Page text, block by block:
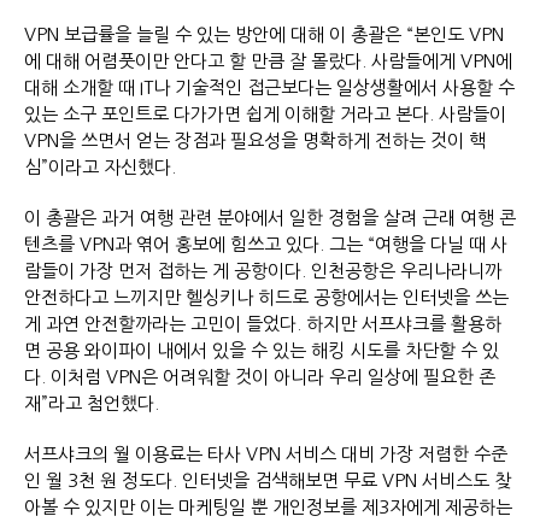
VPN 보급률을 늘릴 수 있는 방안에 대해 이 총괄은 “본인도 VPN
에 대해 어렴풋이만 안다고 할 만큼 잘 몰랐다. 사람들에게 VPN에
대해 소개할 때 IT나 기술적인 접근보다는 일상생활에서 사용할 수
있는 소구 포인트로 다가가면 쉽게 이해할 거라고 본다. 사람들이
VPN을 쓰면서 얻는 장점과 필요성을 명확하게 전하는 것이 핵
심”이라고 자신했다.
이 총괄은 과거 여행 관련 분야에서 일한 경험을 살려 근래 여행 콘
텐츠를 VPN과 엮어 홍보에 힘쓰고 있다. 그는 “여행을 다닐 때 사
람들이 가장 먼저 접하는 게 공항이다. 인천공항은 우리나라니까
안전하다고 느끼지만 헬싱키나 히드로 공항에서는 인터넷을 쓰는
게 과연 안전할까라는 고민이 들었다. 하지만 서프샤크를 활용하
면 공용 와이파이 내에서 있을 수 있는 해킹 시도를 차단할 수 있
다. 이처럼 VPN은 어려워할 것이 아니라 우리 일상에 필요한 존
재”라고 첨언했다.
서프샤크의 월 이용료는 타사 VPN 서비스 대비 가장 저렴한 수준
인 월 3천 원 정도다. 인터넷을 검색해보면 무료 VPN 서비스도 찾
아볼 수 있지만 이는 마케팅일 뿐 개인정보를 제3자에게 제공하는